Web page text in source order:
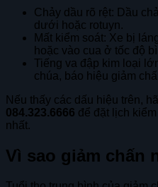
Chảy dầu rõ rệt: Dầu
dưới hoặc rotuyn.
Mất kiểm soát: Xe bị
hoặc vào cua ở tốc độ
Tiếng va đập kim loại
chúa, báo hiệu giảm
Nếu thấy các dấu hiệu trên,
084.323.6666 để đặt lịch
nhất.
Vì sao giảm chấn